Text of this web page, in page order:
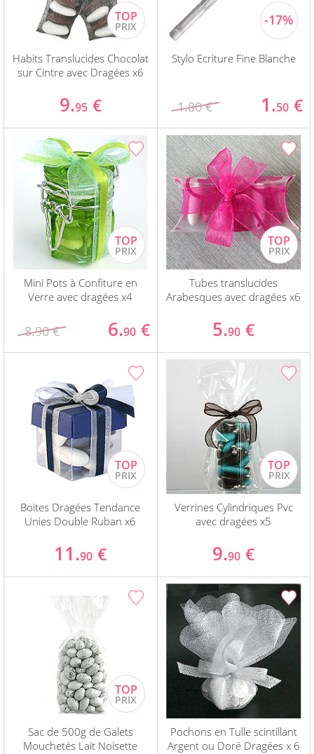
Habits Translucides Chocolat
sur Cintre avec Dragées x6
9.95 €
Stylo Ecriture Fine Blanche
1.80 € 1.50 €
Mini Pots à Confiture en
Verre avec dragées x4
8.90 € 6.90 €
Tubes translucides
Arabesques avec dragées x6
5.90 €
Boites Dragées Tendance
Unies Double Ruban x6
11.90 €
Verrines Cylindriques Pvc
avec dragées x5
9.90 €
Sac de 500g de Galets
Mouchetés Lait Noisette
Pochons en Tulle scintillant
Argent ou Doré Dragées x 6